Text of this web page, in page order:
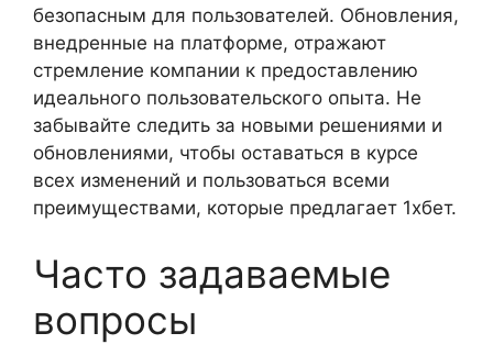
безопасным для пользователей. Обновления,
внедренные на платформе, отражают
стремление компании к предоставлению
идеального пользовательского опыта. Не
забывайте следить за новыми решениями и
обновлениями, чтобы оставаться в курсе
всех изменений и пользоваться всеми
преимуществами, которые предлагает 1хбет.
Часто задаваемые
вопросы